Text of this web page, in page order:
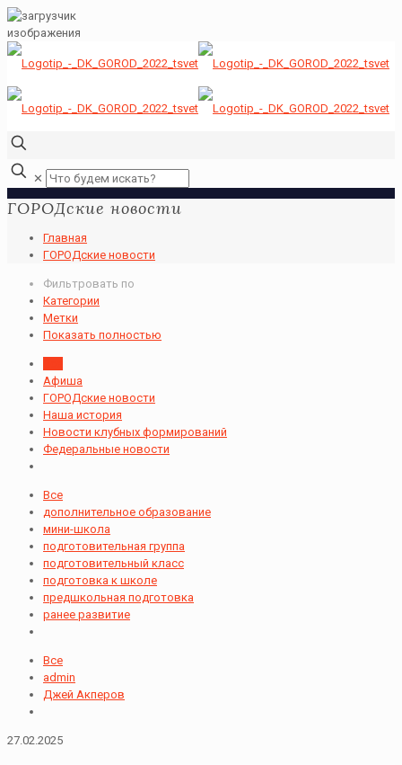
✕
ГОРОДские новости
Главная
ГОРОДские новости
Фильтровать по
Категории
Метки
Показать полностью
Афиша
ГОРОДские новости
Наша история
Новости клубных формирований
Федеральные новости
Все
дополнительное образование
мини-школа
подготовительная группа
подготовительный класс
подготовка к школе
предшкольная подготовка
ранее развитие
Все
admin
Джей Акперов
27.02.2025